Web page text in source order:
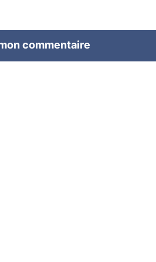
commentaire